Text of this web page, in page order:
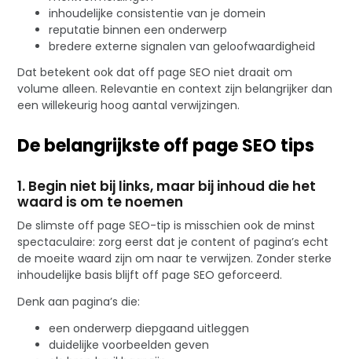
inhoudelijke consistentie van je domein
reputatie binnen een onderwerp
bredere externe signalen van geloofwaardigheid
Dat betekent ook dat off page SEO niet draait om
volume alleen. Relevantie en context zijn belangrijker dan
een willekeurig hoog aantal verwijzingen.
De belangrijkste off page SEO tips
1. Begin niet bij links, maar bij inhoud die het
waard is om te noemen
De slimste off page SEO-tip is misschien ook de minst
spectaculaire: zorg eerst dat je content of pagina’s echt
de moeite waard zijn om naar te verwijzen. Zonder sterke
inhoudelijke basis blijft off page SEO geforceerd.
Denk aan pagina’s die:
een onderwerp diepgaand uitleggen
duidelijke voorbeelden geven